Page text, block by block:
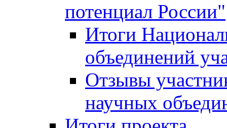
потенциал России"
Итоги
объединений
Отзывы
научных